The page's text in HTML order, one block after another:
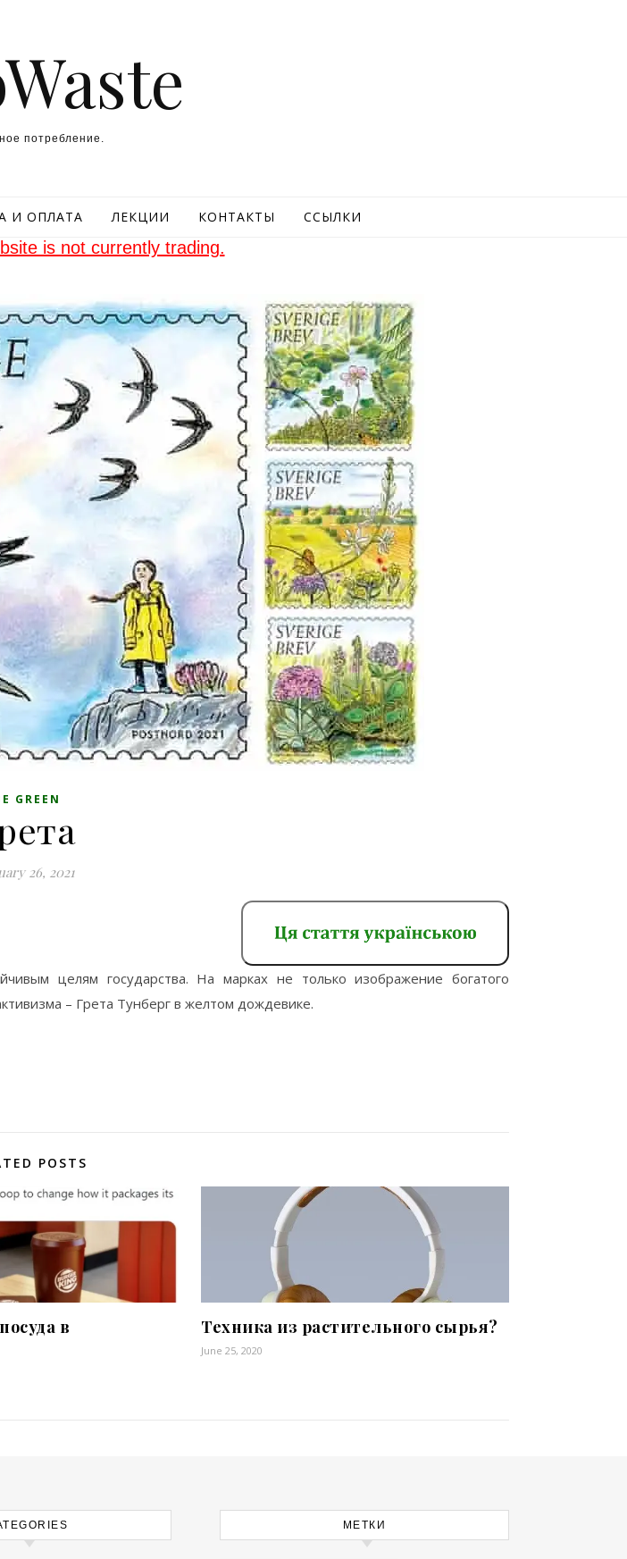
потребление.
И ОПЛАТА ЛЕКЦИИ КОНТАКТЫ ССЫЛКИ
is not currently trading.
GREEN
26, 2021
целям государства. На марках не только изображение богатого
– Грета Тунберг в желтом дождевике.
POSTS
в
Техника из растительного сырья?
June 25, 2020
МЕТКИ